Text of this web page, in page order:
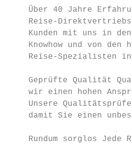
Über 40 Jahre
Reise-
Kunden mit uns in
Knowhow und von den
Reise-Spezialisten
Geprüfte Qualität
wir einen hohen
Unsere
damit Sie einen
Rundum sorglos Jede